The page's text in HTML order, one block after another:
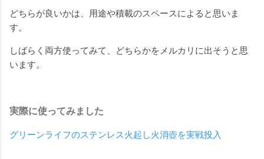
どちらが良いかは、用途や積載のスペースによると思いま
す。
しばらく両方使ってみて、どちらかをメルカリに出そうと思
います。
実際に使ってみました
グリーンライフのステンレス火起し火消壺を実戦投入